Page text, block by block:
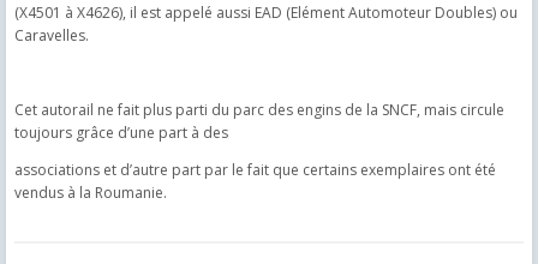
(X4501 à X4626), il est appelé aussi EAD (Elément Automoteur Doubles) ou
Caravelles.
Cet autorail ne fait plus parti du parc des engins de la SNCF, mais circule
toujours grâce d’une part à des
associations et d’autre part par le fait que certains exemplaires ont été
vendus à la Roumanie.